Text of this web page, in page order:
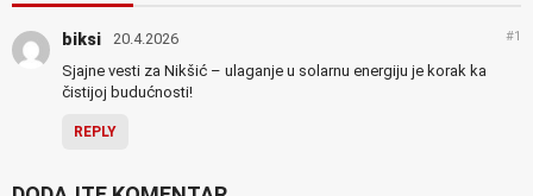
biksi 20.4.2026 #1
Sjajne vesti za Nikšić – ulaganje u solarnu energiju je korak ka
čistijoj budućnosti!
REPLY